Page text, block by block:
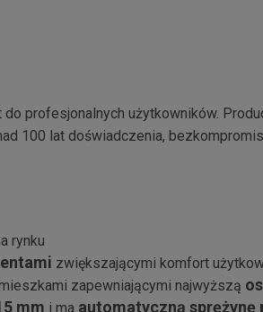
profesjonalnych użytkowników.
100 lat doświadczenia,
rynku
zwiększającymi komfort
zapewniającymi najwyższą
mm i ma automatyczną sprężynę